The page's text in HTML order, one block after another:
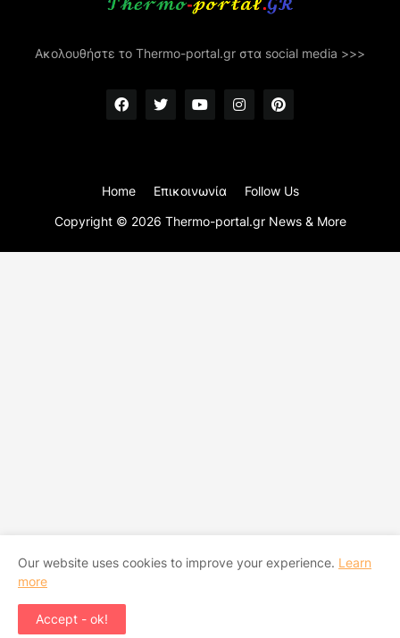
Ακολουθήστε το Thermo-portal.gr στα social media >>>
Copyright © 2026 Thermo-portal.gr News & More
Home Επικοινωνία Follow Us
Our website uses cookies to improve your experience. Learn
more
Accept - ok!